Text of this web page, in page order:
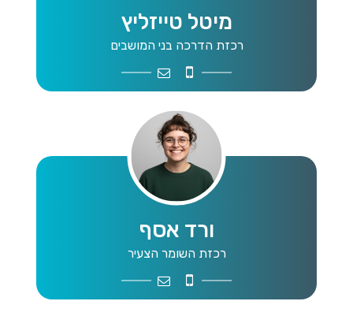
מיטל טייזליץ
רכזת הדרכה בני המושבים
054-6774273
meital.taslitz@gmail.com
ורד אסף
רכזת השומר הצעיר
0509017778
vered.a@shomerhtz.org.il